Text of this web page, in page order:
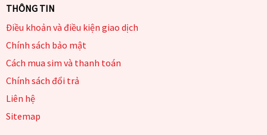
THÔNG TIN
Điều khoản và điều kiện giao dịch
Chính sách bảo mật
Cách mua sim và thanh toán
Chính sách đổi trả
Liên hệ
Sitemap